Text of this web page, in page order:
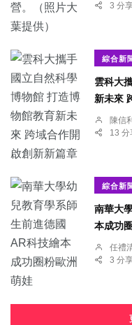
3 分
綜合新
雲科大
新未來
陳信利
13 分
綜合新
南華大
本成功
任禮
3 分